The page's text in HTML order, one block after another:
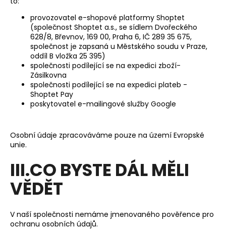
provozovatel e-shopové platformy Shoptet
(společnost Shoptet a.s., se sídlem Dvořeckého
628/8, Břevnov, 169 00, Praha 6, IČ 289 35 675,
společnost je zapsaná u Městského soudu v Praze,
oddíl B vložka 25 395)
společnosti podílející se na expedici zboží-
Zásilkovna
společnosti podílející se na expedici plateb -
Shoptet Pay
poskytovatel e-mailingové služby Google
Osobní údaje zpracováváme pouze na území Evropské
unie.
III.CO BYSTE DÁL MĚLI
VĚDĚT
V naší společnosti nemáme jmenovaného pověřence pro
ochranu osobních údajů.